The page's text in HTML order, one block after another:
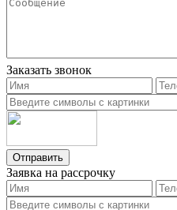
Заказать звонок
Отправить
Заявка на рассрочку